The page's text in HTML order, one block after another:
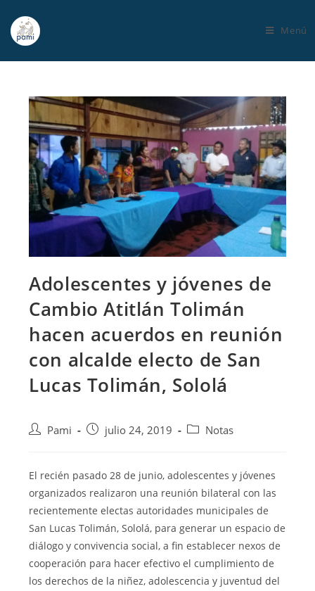
Menú
Adolescentes y jóvenes de
Cambio Atitlán Tolimán
hacen acuerdos en reunión
con alcalde electo de San
Lucas Tolimán, Sololá
Pami julio 24, 2019 Notas
El recién pasado 28 de junio, adolescentes y jóvenes
organizados realizaron una reunión bilateral con las
recientemente electas autoridades municipales de
San Lucas Tolimán, Sololá, para generar un espacio de
diálogo y convivencia social, a fin establecer nexos de
cooperación para hacer efectivo el cumplimiento de
los derechos de la niñez, adolescencia y juventud del